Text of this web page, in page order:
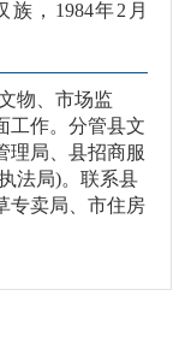
族，1984年2月
物、市场监
工作。分管县文
理局、县招商服
法局)。联系县
专卖局、市住房